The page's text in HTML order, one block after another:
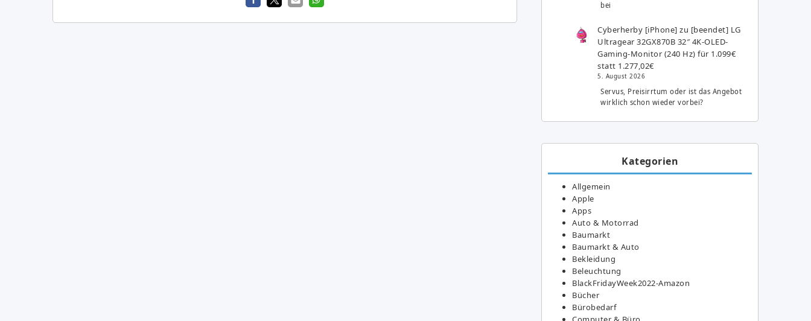
bei
Cyberherby [iPhone] zu [beendet] LG
Ultragear 32GX870B 32″ 4K-OLED-
Gaming-Monitor (240 Hz) für 1.099€
statt 1.277,02€
5. August 2026
Servus, Preisirrtum oder ist das Angebot
wirklich schon wieder vorbei?
Kategorien
Allgemein
Apple
Apps
Auto & Motorrad
Baumarkt
Baumarkt & Auto
Bekleidung
Beleuchtung
BlackFridayWeek2022-Amazon
Bücher
Bürobedarf